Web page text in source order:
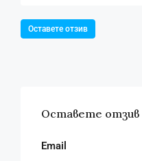
Оставете отзив
Оставете отзив
Email